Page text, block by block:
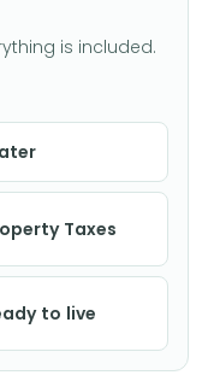
is included.
Taxes
to live